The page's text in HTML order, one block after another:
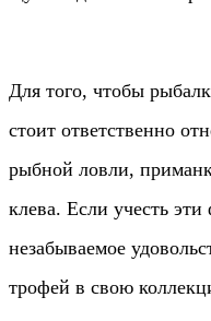
Для того, чтобы
стоит ответственно
рыбной ловли,
клева. Если учесть
незабываемое
трофей в свою